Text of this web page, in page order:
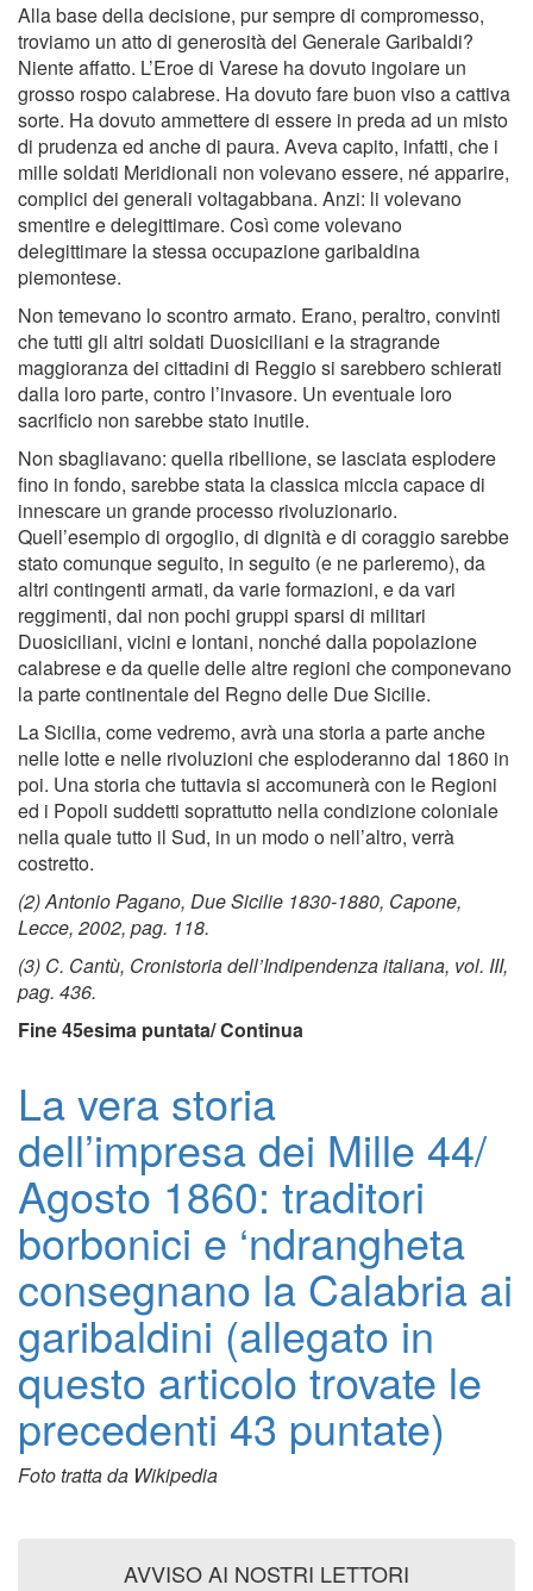
Alla base della decisione, pur sempre di compromesso,
troviamo un atto di generosità del Generale Garibaldi?
Niente affatto. L’Eroe di Varese ha dovuto ingoiare un
grosso rospo calabrese. Ha dovuto fare buon viso a cattiva
sorte. Ha dovuto ammettere di essere in preda ad un misto
di prudenza ed anche di paura. Aveva capito, infatti, che i
mille soldati Meridionali non volevano essere, né apparire,
complici dei generali voltagabbana. Anzi: li volevano
smentire e delegittimare. Così come volevano
delegittimare la stessa occupazione garibaldina
piemontese.
Non temevano lo scontro armato. Erano, peraltro, convinti
che tutti gli altri soldati Duosiciliani e la stragrande
maggioranza dei cittadini di Reggio si sarebbero schierati
dalla loro parte, contro l’invasore. Un eventuale loro
sacriﬁcio non sarebbe stato inutile.
Non sbagliavano: quella ribellione, se lasciata esplodere
ﬁno in fondo, sarebbe stata la classica miccia capace di
innescare un grande processo rivoluzionario.
Quell’esempio di orgoglio, di dignità e di coraggio sarebbe
stato comunque seguito, in seguito (e ne parleremo), da
altri contingenti armati, da varie formazioni, e da vari
reggimenti, dai non pochi gruppi sparsi di militari
Duosiciliani, vicini e lontani, nonché dalla popolazione
calabrese e da quelle delle altre regioni che componevano
la parte continentale del Regno delle Due Sicilie.
La Sicilia, come vedremo, avrà una storia a parte anche
nelle lotte e nelle rivoluzioni che esploderanno dal 1860 in
poi. Una storia che tuttavia si accomunerà con le Regioni
ed i Popoli suddetti soprattutto nella condizione coloniale
nella quale tutto il Sud, in un modo o nell’altro, verrà
costretto.
(2) Antonio Pagano, Due Sicilie 1830-1880, Capone,
Lecce, 2002, pag. 118.
(3) C. Cantù, Cronistoria dell’Indipendenza italiana, vol. III,
pag. 436.
Fine 45esima puntata/ Continua
La vera storia
dell’impresa dei Mille 44/
Agosto 1860: traditori
borbonici e ‘ndrangheta
consegnano la Calabria ai
garibaldini (allegato in
questo articolo trovate le
precedenti 43 puntate)
Foto tratta da Wikipedia
AVVISO AI NOSTRI LETTORI